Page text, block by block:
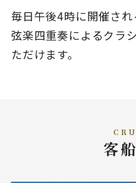
毎日午後4時に開催さ
弦楽四重奏によるクラ
ただけます。
客